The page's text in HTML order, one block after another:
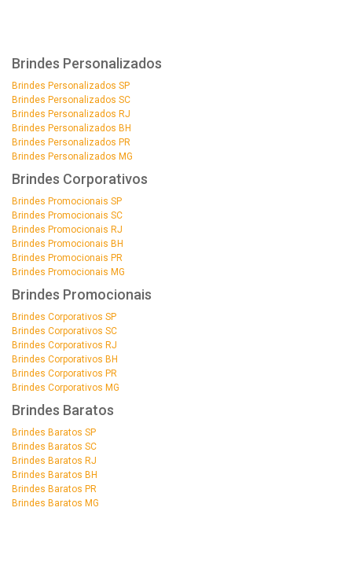
Brindes Personalizados
Brindes Personalizados SP
Brindes Personalizados SC
Brindes Personalizados RJ
Brindes Personalizados BH
Brindes Personalizados PR
Brindes Personalizados MG
Brindes Corporativos
Brindes Promocionais SP
Brindes Promocionais SC
Brindes Promocionais RJ
Brindes Promocionais BH
Brindes Promocionais PR
Brindes Promocionais MG
Brindes Promocionais
Brindes Corporativos SP
Brindes Corporativos SC
Brindes Corporativos RJ
Brindes Corporativos BH
Brindes Corporativos PR
Brindes Corporativos MG
Brindes Baratos
Brindes Baratos SP
Brindes Baratos SC
Brindes Baratos RJ
Brindes Baratos BH
Brindes Baratos PR
Brindes Baratos MG